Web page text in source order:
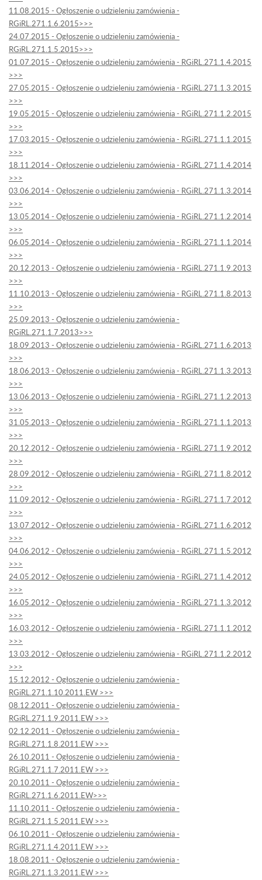
11.08.2015 - Ogłoszenie o udzieleniu zamówienia -
RGiRL.271.1.6.2015>>>
24.07.2015 - Ogłoszenie o udzieleniu zamówienia -
RGiRL.271.1.5.2015>>>
01.07.2015 - Ogłoszenie o udzieleniu zamówienia - RGiRL.271.1.4.2015
>>>
27.05.2015 - Ogłoszenie o udzieleniu zamówienia - RGiRL.271.1.3.2015
>>>
19.05.2015 - Ogłoszenie o udzieleniu zamówienia - RGiRL.271.1.2.2015
>>>
17.03.2015 - Ogłoszenie o udzieleniu zamówienia - RGiRL.271.1.1.2015
>>>
18.11.2014 - Ogłoszenie o udzieleniu zamówienia - RGiRL.271.1.4.2014
>>>
03.06.2014 - Ogłoszenie o udzieleniu zamówienia - RGiRL.271.1.3.2014
>>>
13.05.2014 - Ogłoszenie o udzieleniu zamówienia - RGiRL.271.1.2.2014
>>>
06.05.2014 - Ogłoszenie o udzieleniu zamówienia - RGiRL.271.1.1.2014
>>>
20.12.2013 - Ogłoszenie o udzieleniu zamówienia - RGiRL.271.1.9.2013
>>>
11.10.2013 - Ogłoszenie o udzieleniu zamówienia - RGiRL.271.1.8.2013
>>>
25.09.2013 - Ogłoszenie o udzieleniu zamówienia -
RGiRL.271.1.7.2013>>>
18.09.2013 - Ogłoszenie o udzieleniu zamówienia - RGiRL.271.1.6.2013
>>>
18.06.2013 - Ogłoszenie o udzieleniu zamówienia - RGiRL.271.1.3.2013
>>>
13.06.2013 - Ogłoszenie o udzieleniu zamówienia - RGiRL.271.1.2.2013
>>>
31.05.2013 - Ogłoszenie o udzieleniu zamówienia - RGiRL.271.1.1.2013
>>>
20.12.2012 - Ogłoszenie o udzieleniu zamówienia - RGiRL.271.1.9.2012
>>>
28.09.2012 - Ogłoszenie o udzieleniu zamówienia - RGiRL.271.1.8.2012
>>>
11.09.2012 - Ogłoszenie o udzieleniu zamówienia - RGiRL.271.1.7.2012
>>>
13.07.2012 - Ogłoszenie o udzieleniu zamówienia - RGiRL.271.1.6.2012
>>>
04.06.2012 - Ogłoszenie o udzieleniu zamówienia - RGiRL.271.1.5.2012
>>>
24.05.2012 - Ogłoszenie o udzieleniu zamówienia - RGiRL.271.1.4.2012
>>>
16.05.2012 - Ogłoszenie o udzieleniu zamówienia - RGiRL.271.1.3.2012
>>>
16.03.2012 - Ogłoszenie o udzieleniu zamówienia - RGiRL.271.1.1.2012
>>>
13.03.2012 - Ogłoszenie o udzieleniu zamówienia - RGiRL.271.1.2.2012
>>>
15.12.2012 - Ogłoszenie o udzieleniu zamówienia -
RGiRL.271.1.10.2011.EW >>>
08.12.2011 - Ogłoszenie o udzieleniu zamówienia -
RGiRL.271.1.9.2011.EW >>>
02.12.2011 - Ogłoszenie o udzieleniu zamówienia -
RGiRL.271.1.8.2011.EW >>>
26.10.2011 - Ogłoszenie o udzieleniu zamówienia -
RGiRL.271.1.7.2011.EW >>>
20.10.2011 - Ogłoszenie o udzieleniu zamówienia -
RGiRL.271.1.6.2011.EW>>>
11.10.2011 - Ogłoszenie o udzieleniu zamówienia -
RGiRL.271.1.5.2011.EW >>>
06.10.2011 - Ogłoszenie o udzieleniu zamówienia -
RGiRL.271.1.4.2011.EW >>>
18.08.2011 - Ogłoszenie o udzieleniu zamówienia -
RGiRL.271.1.3.2011.EW >>>